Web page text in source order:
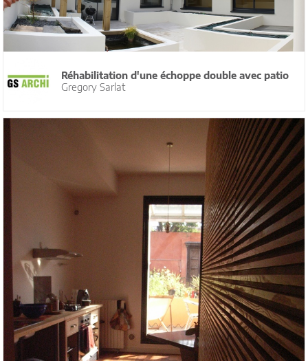
Réhabilitation d'une échoppe double avec patio
Gregory Sarlat